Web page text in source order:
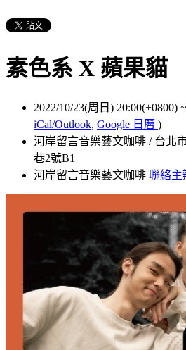
素色系 X 蘋果貓
2022/10/23(周日) 20:00(+0800) ~
iCal/Outlook, Google 日曆 )
河岸留言音樂藝文咖啡 / 台北
巷2號B1
河岸留言音樂藝文咖啡 聯絡主